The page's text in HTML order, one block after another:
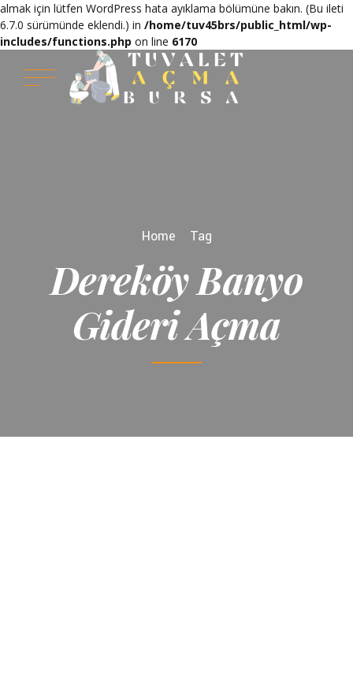
almak için lütfen WordPress hata ayıklama bölümüne bakın. (Bu ileti
6.7.0 sürümünde eklendi.) in /home/tuv45brs/public_html/wp-
includes/functions.php on line 6170
Home Tag
Dereköy Banyo
Gideri Açma